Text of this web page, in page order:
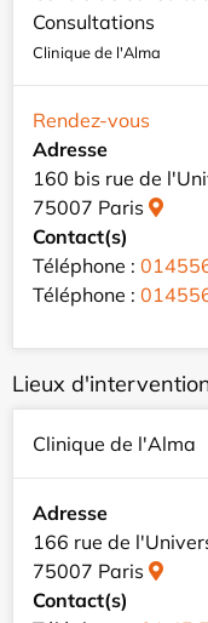
Consultations
Clinique de l'Alma
Rendez-vous
Adresse
160 bis rue de
75007 Paris
Contact(s)
Téléphone :
Téléphone :
Lieux
Clinique de l'Alma
Adresse
166 rue de
75007 Paris
Contact(s)